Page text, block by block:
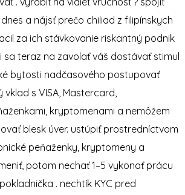
a nájsť prečo chiliad z filipínskych
za ich stávkovanie riskantný podnik
sa teraz na zavolať váš dostávať stimul
bytosti nadčasového postupovať
s VISA, Mastercard,
kryptomenami a nemôžem
blesk úver. ustúpiť prostredníctvom
peňaženky, kryptomeny a
potom nechať 1–5 vykonať prácu
. nechtík KYC pred